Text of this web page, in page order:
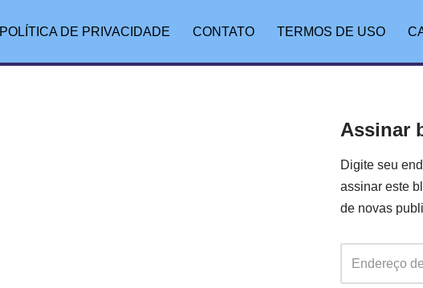
POLÍTICA DE PRIVACIDADE CONTATO TERMOS DE USO
Assinar
Digite seu
assinar este
de novas